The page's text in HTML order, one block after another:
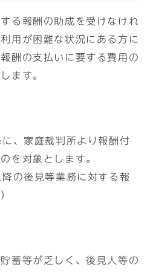
る報酬の助成を受けなけれ
用が困難な状況にある方に
酬の支払いに要する費用の
ます。
、家庭裁判所より報酬付
を対象とします。
の後見等業務に対する報
蓄等が乏しく、後見人等の